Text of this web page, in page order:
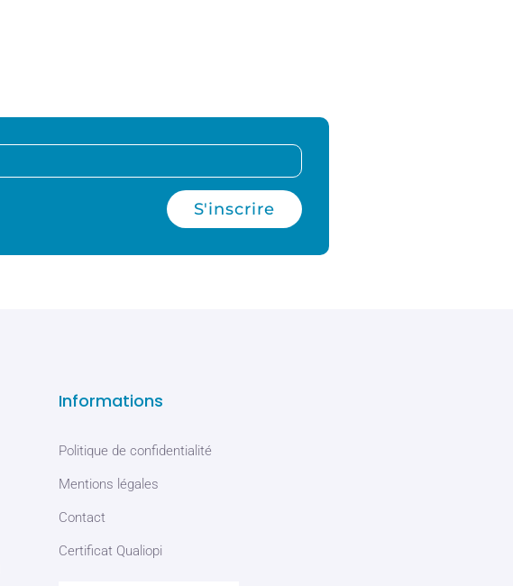
S'inscrire
Informations
Politique de confidentialité
Mentions légales
Contact
Certificat Qualiopi